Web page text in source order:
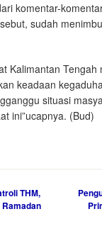
komentar-
sudah
Kalimantan
keadaan
situasi
ini”ucapnya. (Bud)
THM,